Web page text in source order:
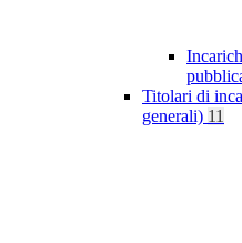
Titolari di
generali) 11